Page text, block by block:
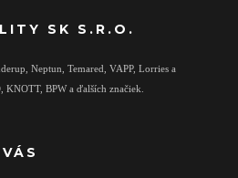
SK S.R.O.
Neptun, Temared, VAPP, Lorries a
BPW a ďalších značiek.